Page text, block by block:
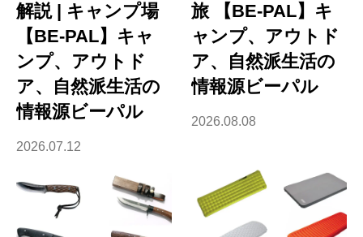
解説 | キャンプ場
【BE-PAL】キャ
ンプ、アウトド
ア、自然派生活の
情報源ビーパル
2026.07.12
旅 【BE-PAL】キ
ャンプ、アウトド
ア、自然派生活の
情報源ビーパル
2026.08.08